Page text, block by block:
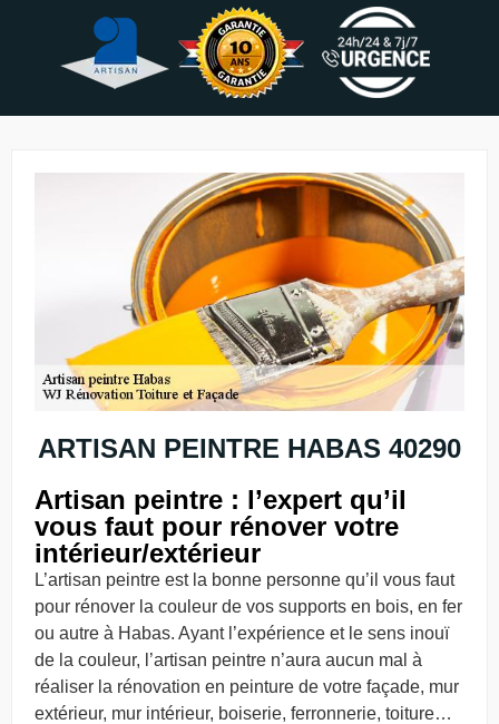
ARTISAN PEINTRE HABAS 40290
Artisan peintre : l’expert qu’il
vous faut pour rénover votre
intérieur/extérieur
L’artisan peintre est la bonne personne qu’il vous faut
pour rénover la couleur de vos supports en bois, en fer
ou autre à Habas. Ayant l’expérience et le sens inouï
de la couleur, l’artisan peintre n’aura aucun mal à
réaliser la rénovation en peinture de votre façade, mur
extérieur, mur intérieur, boiserie, ferronnerie, toiture…